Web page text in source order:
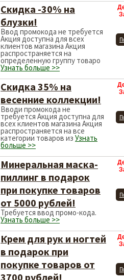
Скидка -30% на
блузки!
Ввод промокода не требуется
Акция доступна для всех
клиентов магазина Акция
распространяется на
определенную группу товаро
Узнать больше >>
Скидка 35% на
весенние коллекции!
Вводи промокода не
требуется Акция доступна для
всех клиентов магазина Акция
распространяется на все
категории товаров из Узнать
больше >>
Минеральная маска-
пиллинг в подарок
при покупке товаров
от 5000 рублей!
Требуется ввод промо-кода.
Узнать больше >>
Крем для рук и ногтей
в подарок при
покупке товаров от
3700 рублей!